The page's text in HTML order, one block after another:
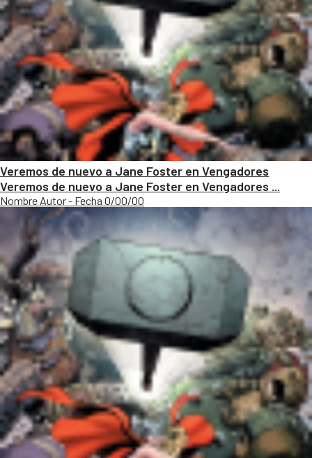
Veremos de nuevo a Jane Foster en Vengadores
Veremos de nuevo a Jane Foster en Vengadores ...
Nombre Autor - Fecha 0/00/00